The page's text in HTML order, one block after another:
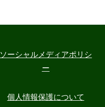
ソーシャルメディアポリシ
ー
個人情報保護について